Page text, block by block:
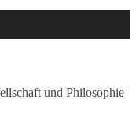
und Philosophie